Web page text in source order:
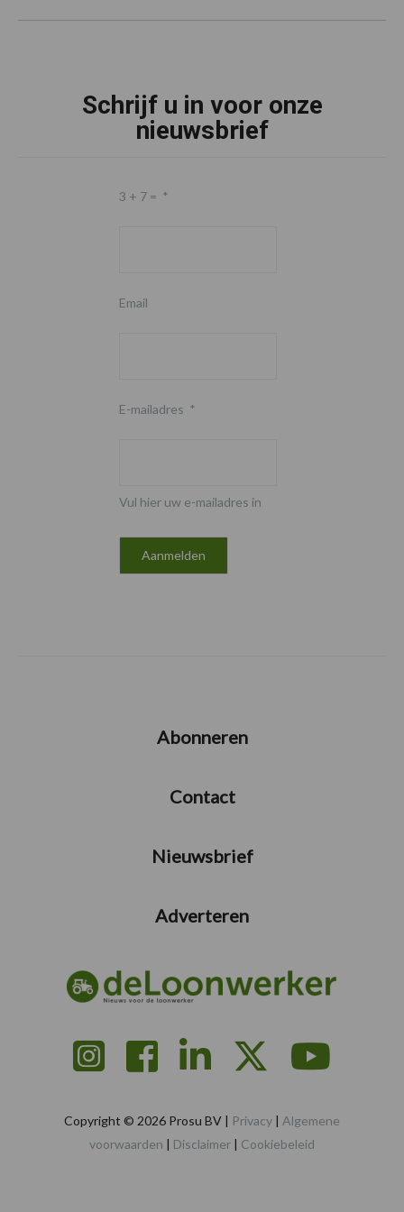
Schrijf u in voor onze
nieuwsbrief
3 + 7 = *
Email
E-mailadres *
Vul hier uw e-mailadres in
Abonneren
Contact
Nieuwsbrief
Adverteren
Copyright © 2026 Prosu BV | Privacy | Algemene
voorwaarden | Disclaimer | Cookiebeleid